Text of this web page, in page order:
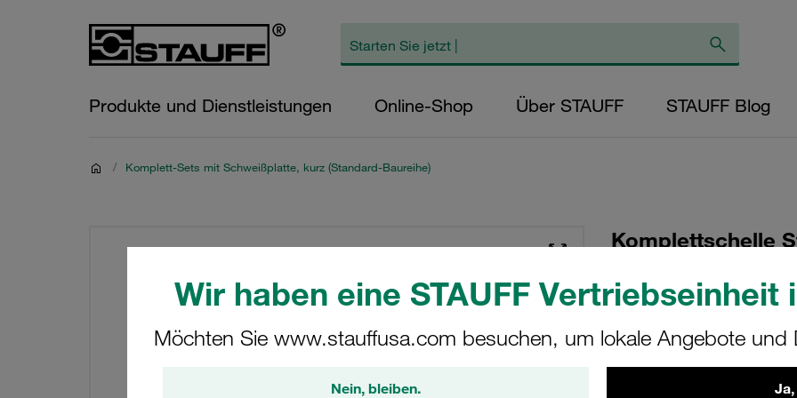
Wir haben eine STAUFF Vertriebseinheit
Möchten Sie www.stauffusa.com besuchen, um lokale Angebote und
Nein, bleiben.
Produkte und Dienstleistungen Online-Shop Über STAUFF STAUFF Blog
/ Komplett-Sets mit Schweißplatte, kurz (Standard-Baureihe)
Komplettschelle
Vorspannung
Schraube
SP-106a-PP-DP-AS-